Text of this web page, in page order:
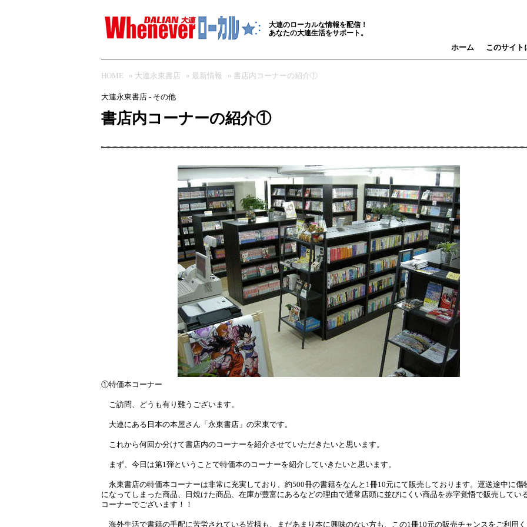
大連のローカルな情報を配信！
あなたの大連生活をサポート。
ホーム
このサイト
HOME » 大連永東書店 » 最新情報 » 書店内コーナーの紹介①
大連永東書店 - その他
書店内コーナーの紹介①
①特価本コーナー
ご訪問、どうも有り難うございます。
大連にある日本の本屋さん「永東書店」の宋東です。
これから何回か分けて書店内のコーナーを紹介させていただきたいと思います。
まず、今日は第1弾ということで特価本のコーナーを紹介していきたいと思います。
永東書店の特価本コーナーは非常に充実しており、約500冊の書籍をなんと1冊10元にて販売しております。運送途中に傷
になってしまった商品、日焼けた商品、在庫が豊富にあるなどの理由で通常店頭に並びにくい商品を赤字覚悟で販売してい
コーナーでございます！！
海外生活で書籍の手配に苦労されている皆様も、まだあまり本に興味のない方も、この1冊10元の販売チャンスをご利用